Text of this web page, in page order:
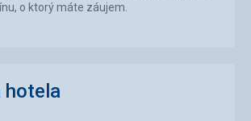
o ktorý máte záujem.
hotela